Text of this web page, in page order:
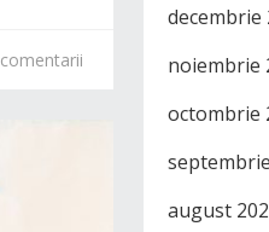
comentarii
decembrie
noiembrie
octombrie
august